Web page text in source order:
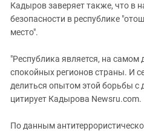
Кадыров заверяет также, что в
безопасности в республике
место".
"Республика является, на самом
спокойных регионов страны. И
делиться опытом этой борьбы с
цитирует Кадырова Newsru.com.
По данным